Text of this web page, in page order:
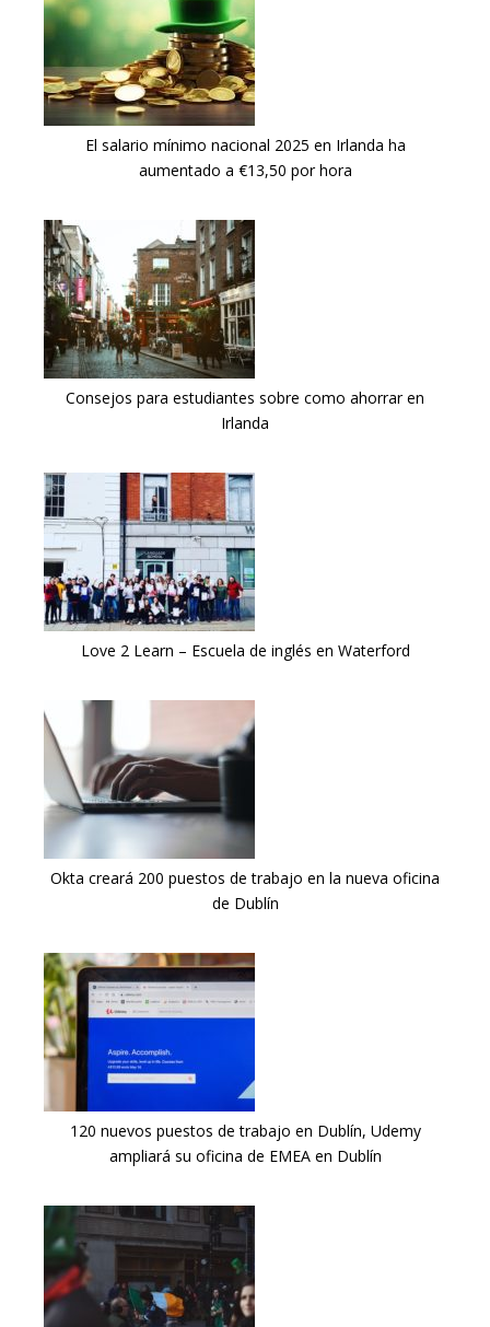
El salario mínimo nacional 2025 en Irlanda ha
aumentado a €13,50 por hora
Consejos para estudiantes sobre como ahorrar en
Irlanda
Love 2 Learn – Escuela de inglés en Waterford
Okta creará 200 puestos de trabajo en la nueva oficina
de Dublín
120 nuevos puestos de trabajo en Dublín, Udemy
ampliará su oficina de EMEA en Dublín